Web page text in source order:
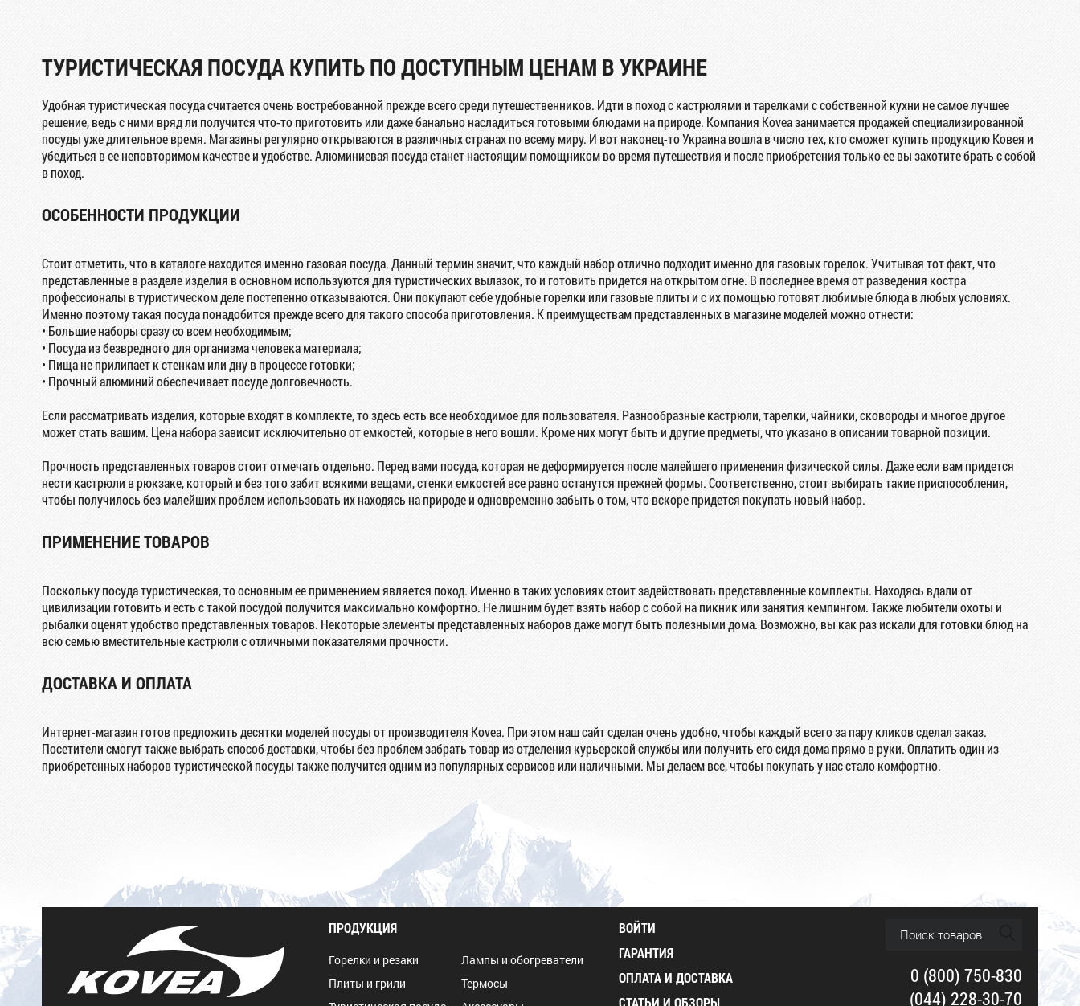
ТУРИСТИЧЕСКАЯ ПОСУДА КУПИТЬ ПО ДОСТУПНЫМ ЦЕНАМ В УКРАИНЕ
Удобная туристическая посуда считается очень востребованной прежде всего среди путешественников. Идти в поход с кастрюлями и тарелками с собственной кухни не самое лучшее
решение, ведь с ними вряд ли получится что-то приготовить или даже банально насладиться готовыми блюдами на природе. Компания Kovea занимается продажей специализированной
посуды уже длительное время. Магазины регулярно открываются в различных странах по всему миру. И вот наконец-то Украина вошла в число тех, кто сможет купить продукцию Ковея и
убедиться в ее неповторимом качестве и удобстве. Алюминиевая посуда станет настоящим помощником во время путешествия и после приобретения только ее вы захотите брать с собой
в поход.
ОСОБЕННОСТИ ПРОДУКЦИИ
Стоит отметить, что в каталоге находится именно газовая посуда. Данный термин значит, что каждый набор отлично подходит именно для газовых горелок. Учитывая тот факт, что
представленные в разделе изделия в основном используются для туристических вылазок, то и готовить придется на открытом огне. В последнее время от разведения костра
профессионалы в туристическом деле постепенно отказываются. Они покупают себе удобные горелки или газовые плиты и с их помощью готовят любимые блюда в любых условиях.
Именно поэтому такая посуда понадобится прежде всего для такого способа приготовления. К преимуществам представленных в магазине моделей можно отнести:
• Большие наборы сразу со всем необходимым;
• Посуда из безвредного для организма человека материала;
• Пища не прилипает к стенкам или дну в процессе готовки;
• Прочный алюминий обеспечивает посуде долговечность.
Если рассматривать изделия, которые входят в комплекте, то здесь есть все необходимое для пользователя. Разнообразные кастрюли, тарелки, чайники, сковороды и многое другое
может стать вашим. Цена набора зависит исключительно от емкостей, которые в него вошли. Кроме них могут быть и другие предметы, что указано в описании товарной позиции.
Прочность представленных товаров стоит отмечать отдельно. Перед вами посуда, которая не деформируется после малейшего применения физической силы. Даже если вам придется
нести кастрюли в рюкзаке, который и без того забит всякими вещами, стенки емкостей все равно останутся прежней формы. Соответственно, стоит выбирать такие приспособления,
чтобы получилось без малейших проблем использовать их находясь на природе и одновременно забыть о том, что вскоре придется покупать новый набор.
ПРИМЕНЕНИЕ ТОВАРОВ
Поскольку посуда туристическая, то основным ее применением является поход. Именно в таких условиях стоит задействовать представленные комплекты. Находясь вдали от
цивилизации готовить и есть с такой посудой получится максимально комфортно. Не лишним будет взять набор с собой на пикник или занятия кемпингом. Также любители охоты и
рыбалки оценят удобство представленных товаров. Некоторые элементы представленных наборов даже могут быть полезными дома. Возможно, вы как раз искали для готовки блюд на
всю семью вместительные кастрюли с отличными показателями прочности.
ДОСТАВКА И ОПЛАТА
Интернет-магазин готов предложить десятки моделей посуды от производителя Kovea. При этом наш сайт сделан очень удобно, чтобы каждый всего за пару кликов сделал заказ.
Посетители смогут также выбрать способ доставки, чтобы без проблем забрать товар из отделения курьерской службы или получить его сидя дома прямо в руки. Оплатить один из
приобретенных наборов туристической посуды также получится одним из популярных сервисов или наличными. Мы делаем все, чтобы покупать у нас стало комфортно.
ПРОДУКЦИЯ
Горелки и резаки
Лампы и обогреватели
Плиты и грили
Термосы
ВОЙТИ
ГАРАНТИЯ
ОПЛАТА И ДОСТАВКА
СТАТЬИ И ОБЗОРЫ
0 (800) 750-830
(044) 228-30-70